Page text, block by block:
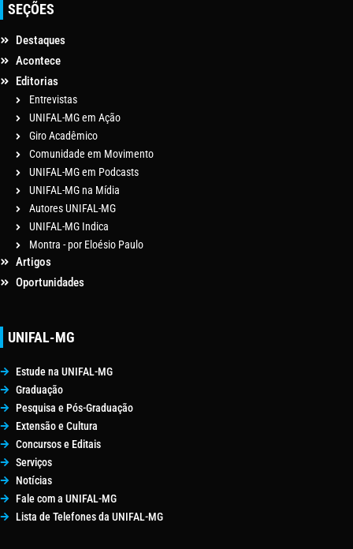
SEÇÕES
Destaques
Acontece
Editorias
Entrevistas
UNIFAL-MG em Ação
Giro Acadêmico
Comunidade em Movimento
UNIFAL-MG em Podcasts
UNIFAL-MG na Mídia
Autores UNIFAL-MG
UNIFAL-MG Indica
Montra - por Eloésio Paulo
Artigos
Oportunidades
UNIFAL-MG
Estude na UNIFAL-MG
Graduação
Pesquisa e Pós-Graduação
Extensão e Cultura
Concursos e Editais
Serviços
Notícias
Fale com a UNIFAL-MG
Lista de Telefones da UNIFAL-MG